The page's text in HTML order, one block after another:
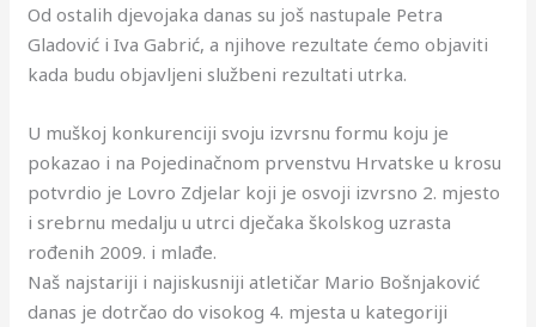
Od ostalih djevojaka danas su još nastupale Petra
Gladović i Iva Gabrić, a njihove rezultate ćemo objaviti
kada budu objavljeni službeni rezultati utrka.
U muškoj konkurenciji svoju izvrsnu formu koju je
pokazao i na Pojedinačnom prvenstvu Hrvatske u krosu
potvrdio je Lovro Zdjelar koji je osvoji izvrsno 2. mjesto
i srebrnu medalju u utrci dječaka školskog uzrasta
rođenih 2009. i mlađe.
Naš najstariji i najiskusniji atletičar Mario Bošnjaković
danas je dotrčao do visokog 4. mjesta u kategoriji